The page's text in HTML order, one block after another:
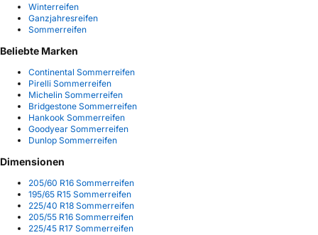
Winterreifen
Ganzjahresreifen
Sommerreifen
Beliebte Marken
Continental Sommerreifen
Pirelli Sommerreifen
Michelin Sommerreifen
Bridgestone Sommerreifen
Hankook Sommerreifen
Goodyear Sommerreifen
Dunlop Sommerreifen
Dimensionen
205/60 R16 Sommerreifen
195/65 R15 Sommerreifen
225/40 R18 Sommerreifen
205/55 R16 Sommerreifen
225/45 R17 Sommerreifen